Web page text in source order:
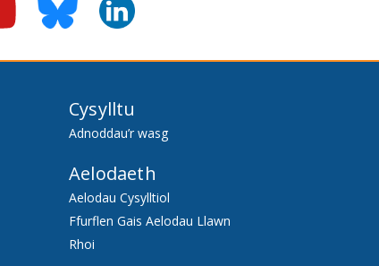
Cysylltu
Adnoddau’r wasg
Aelodaeth
Aelodau Cysylltiol
Ffurflen Gais Aelodau Llawn
Rhoi